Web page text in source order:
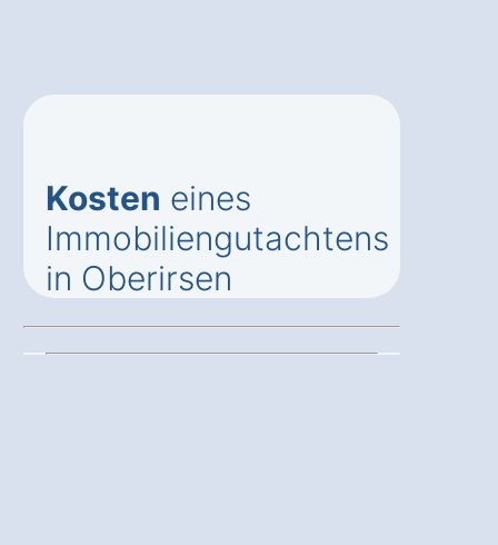
Kosten eines
Immobiliengutachtens
in Oberirsen